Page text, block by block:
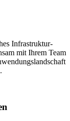
Infrastruktur-
mit Ihrem Team